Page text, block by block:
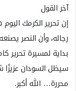
آخر القول
إن تحرير الكرمك
رجاله، وأن النصر
بداية لمسيرة تحرير
سيظل السودان
محررة… الله أكبر.